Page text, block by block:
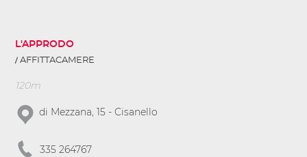
L'APPRODO
AFFITTACAMERE
120m
di Mezzana, 15 - Cisanello
335 264767